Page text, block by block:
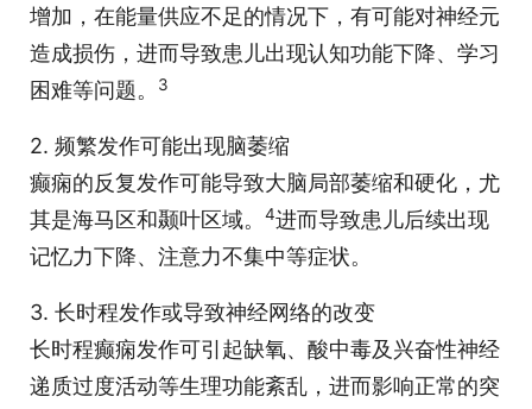
增加，在能量供应不足的情况下，有可能对神经元
造成损伤，进而导致患儿出现认知功能下降、学习
困难等问题。
3
2. 频繁发作可能出现脑萎缩
癫痫的反复发作可能导致大脑局部萎缩和硬化，尤
其是海马区和颞叶区域。
4进而导致患儿后续出现
记忆力下降、注意力不集中等症状。
3. 长时程发作或导致神经网络的改变
长时程癫痫发作可引起缺氧、酸中毒及兴奋性神经
递质过度活动等生理功能紊乱，进而影响正常的突